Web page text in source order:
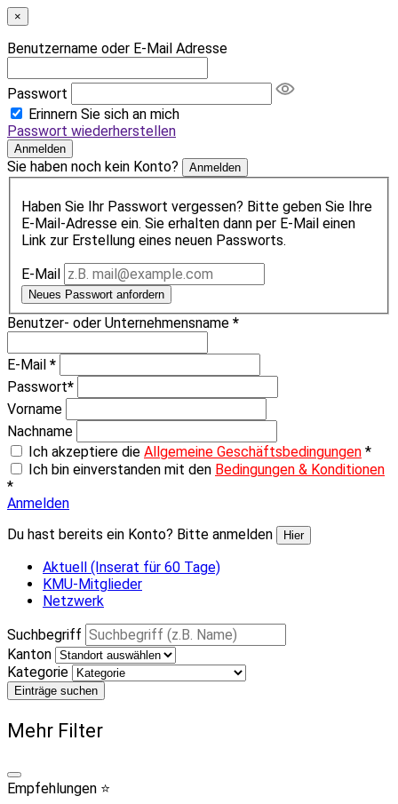
×
Benutzername oder E-Mail Adresse
Passwort
Erinnern Sie sich an mich
Passwort wiederherstellen
Anmelden
Sie haben noch kein Konto? Anmelden
Haben Sie Ihr Passwort vergessen? Bitte geben Sie Ihre
E-Mail-Adresse ein. Sie erhalten dann per E-Mail einen
Link zur Erstellung eines neuen Passworts.
E-Mail
Neues Passwort anfordern
Benutzer- oder Unternehmensname *
E-Mail *
Passwort*
Vorname
Nachname
Ich akzeptiere die Allgemeine Geschäftsbedingungen *
Ich bin einverstanden mit den Bedingungen & Konditionen
*
Anmelden
Du hast bereits ein Konto? Bitte anmelden
Hier
Aktuell (Inserat für 60 Tage)
KMU-Mitglieder
Netzwerk
Suchbegriff
Kanton
Kategorie
Einträge suchen
Mehr Filter
Empfehlungen ⭐